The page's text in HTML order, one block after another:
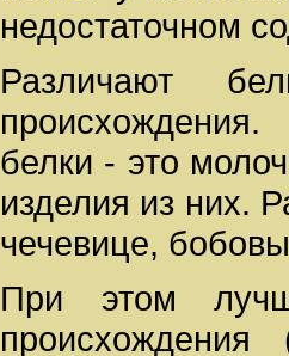
недостаточном
Различают
белки - это
изделия из них.
чечевице,
При этом